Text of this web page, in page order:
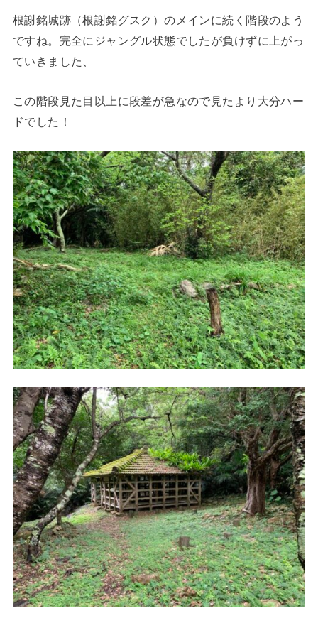
根謝銘城跡（根謝銘グスク）のメインに続く階段のよう
ですね。完全にジャングル状態でしたが負けずに上がっ
ていきました、
この階段見た目以上に段差が急なので見たより大分ハー
ドでした！